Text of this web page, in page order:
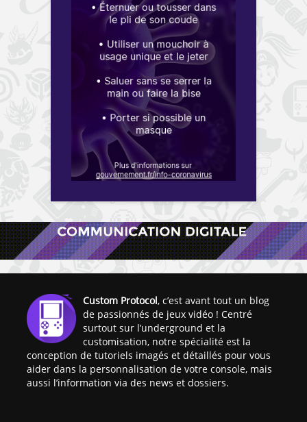
Custom Protocol, c’est avant tout un blog
de passionnés de jeux vidéo ! Centré
surtout sur l’underground et la
customisation, notre spécialité est la
conception de tutoriels imagés et détaillés pour vous
aider dans la personnalisation de votre console, mais
aussi l’information via des news et dossiers.